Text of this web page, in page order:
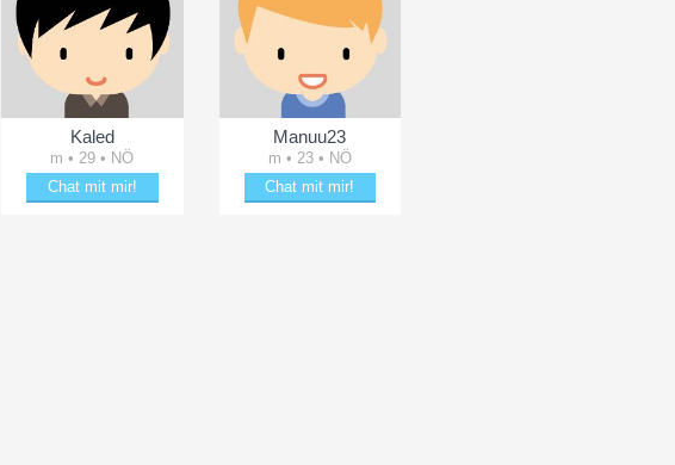
Kaled
m • 29 • NÖ
Chat mit mir!
Manuu23
m • 23 • NÖ
Chat mit mir!